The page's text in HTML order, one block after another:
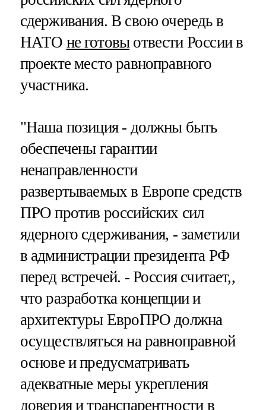
сдерживания. В свою очередь в
НАТО не готовыотвести России в
проекте место равноправного
участника.
"Наша позиция - должны быть
обеспечены гарантии
ненаправленности
развертываемых в Европе средств
ПРО против российских сил
ядерного сдерживания, - заметили
в администрации президента РФ
перед встречей. - Россия считает,,
что разработка концепции и
архитектуры ЕвроПРО должна
осуществляться на равноправной
основе и предусматривать
адекватные меры укрепления
доверия и транспарентности в